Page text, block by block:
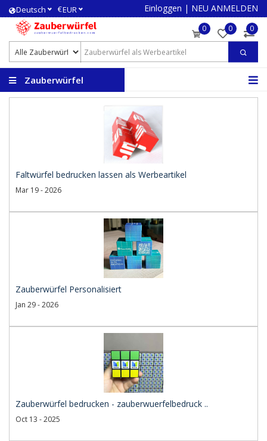
Deutsch €EUR Einloggen | NEU ANMELDEN
0 0 0
Zauberwürfel
Faltwürfel bedrucken lassen als Werbeartikel
Mar 19 - 2026
Zauberwürfel Personalisiert
Jan 29 - 2026
Zauberwürfel bedrucken - zauberwuerfelbedruck ..
Oct 13 - 2025